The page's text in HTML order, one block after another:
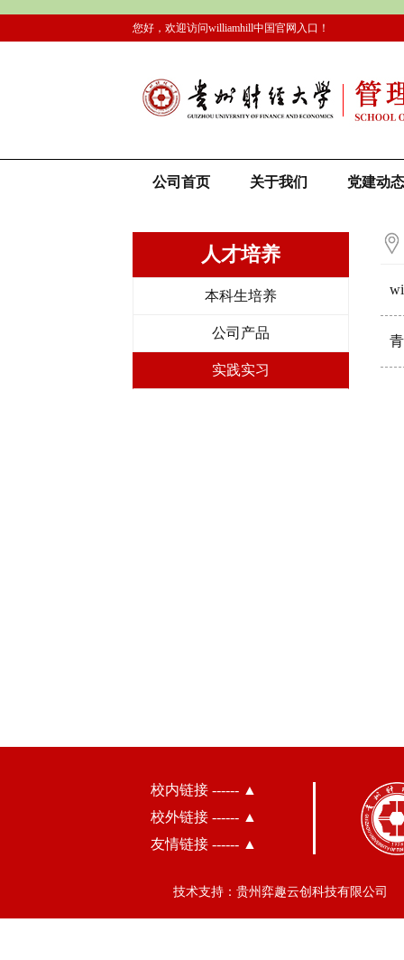
您好，欢迎访问williamhill中国官网入口！
公司首页 关于我们 党建动态
人才培养
本科生培养
公司产品
实践实习
校内链接 ------ ▲
校外链接 ------ ▲
友情链接 ------ ▲
技术支持：贵州弈趣云创科技有限公司